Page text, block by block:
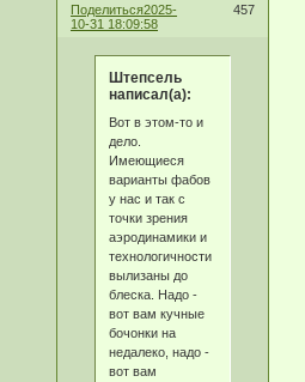
Поделиться 457
2025-
10-31 18:09:58
Штепсель
написал(а):
Вот в этом-то и
дело.
Имеющиеся
варианты фабов
у нас и так с
точки зрения
аэродинамики и
технологичности
вылизаны до
блеска. Надо -
вот вам кучные
бочонки на
недалеко, надо -
вот вам